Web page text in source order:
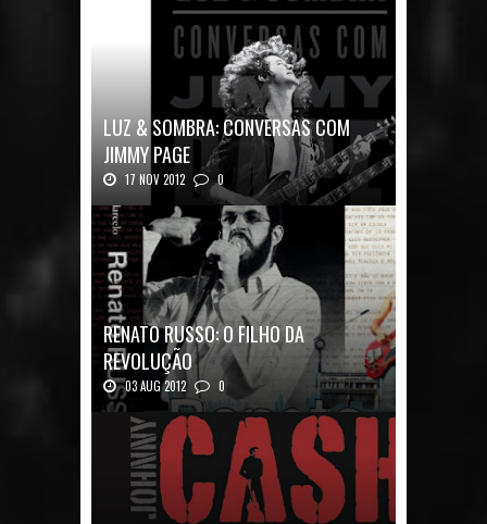
LUZ & SOMBRA: CONVERSAS COM
JIMMY PAGE
17 NOV 2012 0
Luz & Sombra: Conversas com Jimmy Pag...
RENATO RUSSO: O FILHO DA
REVOLUÇÃO
03 AUG 2012 0
Renato Russo: O Filho da Revolução Autor: Car...